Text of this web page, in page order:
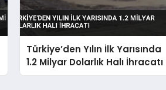
Türkiye’den Yılın İlk Yarısında
1.2 Milyar Dolarlık Halı İhracatı